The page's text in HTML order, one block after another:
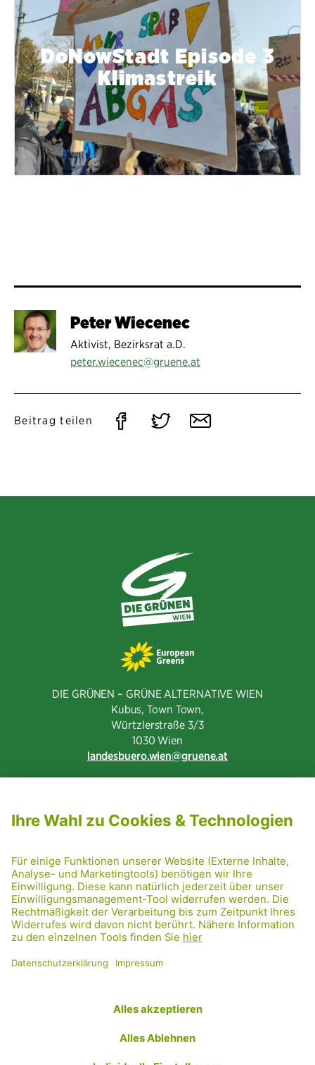
DoNowStadt Episode 3
Klimastreik
Peter Wiecenec
Aktivist, Bezirksrat a.D.
peter.wiecenec@gruene.at
Beitrag teilen
Auf Auf Per
DIE GRÜNEN – GRÜNE ALTERNATIVE WIEN
Kubus, Town Town,
Würtzlerstraße 3/3​
1030 Wien
landesbuero.wien
gruene.at
PRESSE
GRÜNE RADRETTUNG
FRIDAY NIGHTSKATING
NETIQUETTE
DATENSCHUTZ
TRANSPARENZ
Facebook
TwitterInstagram